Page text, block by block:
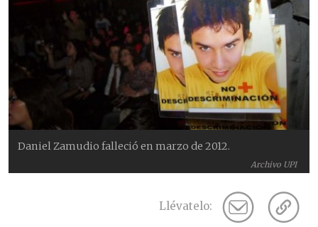
Archivo UPI
Daniel Zamudio falleció en marzo de 2012.
Llévatelo: